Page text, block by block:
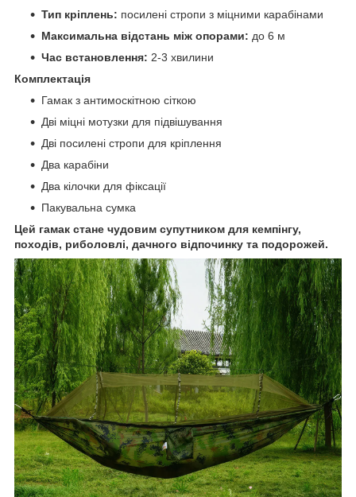
Тип кріплень: посилені стропи з міцними карабінами
Максимальна відстань між опорами: до 6 м
Час встановлення: 2-3 хвилини
Комплектація
Гамак з антимоскітною сіткою
Дві міцні мотузки для підвішування
Дві посилені стропи для кріплення
Два карабіни
Два кілочки для фіксації
Пакувальна сумка
Цей гамак стане чудовим супутником для кемпінгу,
походів, риболовлі, дачного відпочинку та подорожей.